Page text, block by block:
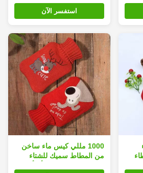
استفسر الآن
1000 مللي كيس ماء ساخن
من المطاط سميك للشتاء